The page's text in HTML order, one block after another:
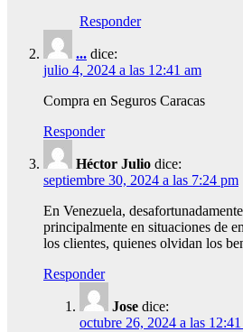
Responder
... dice:
julio 4, 2024 a las 12:41 am
Compra en Seguros Caracas
Responder
Héctor Julio dice:
septiembre 30, 2024 a las 7:24 pm
En Venezuela,
principalmente en situaciones de
los clientes, quienes olvidan los
Responder
Jose dice:
octubre 26, 2024 a las